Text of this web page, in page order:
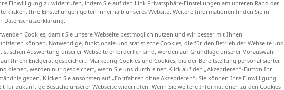
antippen)
Einwilligung zu widerrufen, indem Sie auf den Link Privatsphäre-Einstellungen am unteren Rand der
klicken. Ihre Einstellungen gelten innerhalb unseres Website. Weitere Informationen finden Sie in
Datenschutzerklärung.
Cookies, damit Sie unsere Webseite bestmöglich nutzen und wir besser mit Ihnen
können. Notwendige, funktionale und statistische Cookies, die für den Betrieb der Webseite und
Auswertung unserer Webseite erforderlich sind, werden auf Grundlage unserer Vorauswahl
Ihrem Endgerät gespeichert. Marketing-Cookies und Cookies, die der Bereitstellung personalisierter
dienen, werden nur gespeichert, wenn Sie uns durch einen Klick auf den „Akzeptieren“-Button Ihr
geben. Klicken Sie ansonsten auf „Fortfahren ohne Akzeptieren“. Sie können Ihre Einwilligung
für zukünftige Besuche unserer Webseite widerrufen. Wenn Sie weitere Informationen zu den Cookies